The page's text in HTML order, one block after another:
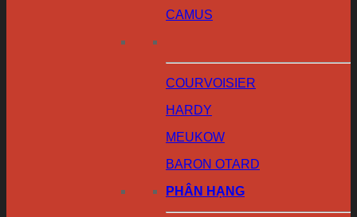
CAMUS
COURVOISIER
HARDY
MEUKOW
BARON OTARD
PHÂN HẠNG